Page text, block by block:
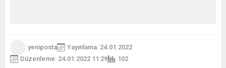
yeniposta
Yayınlama: 24.01.2022
Düzenleme: 24.01.2022 11:29
102